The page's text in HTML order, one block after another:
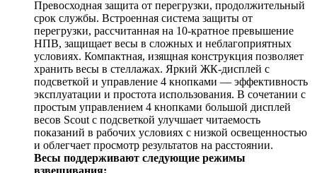
Превосходная защита от перегрузки, продолжительный
срок службы. Встроенная система защиты от
перегрузки, рассчитанная на 10-кратное превышение
НПВ, защищает весы в сложных и неблагоприятных
условиях. Компактная, изящная конструкция позволяет
хранить весы в стеллажах. Яркий ЖК-дисплей с
подсветкой и управление 4 кнопками — эффективность
эксплуатации и простота использования. В сочетании с
простым управлением 4 кнопками большой дисплей
весов Scout с подсветкой улучшает читаемость
показаний в рабочих условиях с низкой освещенностью
и облегчает просмотр результатов на расстоянии.
Весы поддерживают следующие режимы